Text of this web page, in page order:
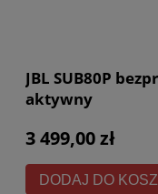
JBL SUB80P
aktywny
3 499,00 zł
DODAJ DO